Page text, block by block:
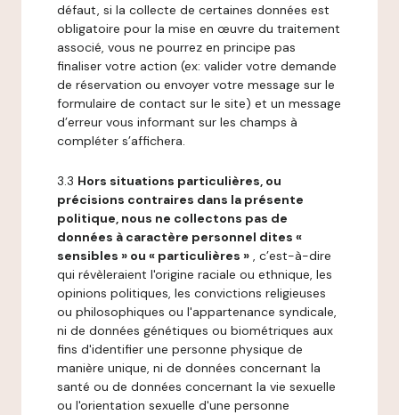
défaut, si la collecte de certaines données est
obligatoire pour la mise en œuvre du traitement
associé, vous ne pourrez en principe pas
finaliser votre action (ex: valider votre demande
de réservation ou envoyer votre message sur le
formulaire de contact sur le site) et un message
d’erreur vous informant sur les champs à
compléter s’affichera.
3.3 Hors situations particulières, ou
précisions contraires dans la présente
politique, nous ne collectons pas de
données à caractère personnel dites «
sensibles » ou « particulières » , c’est-à-dire
qui révèleraient l'origine raciale ou ethnique, les
opinions politiques, les convictions religieuses
ou philosophiques ou l'appartenance syndicale,
ni de données génétiques ou biométriques aux
fins d'identifier une personne physique de
manière unique, ni de données concernant la
santé ou de données concernant la vie sexuelle
ou l'orientation sexuelle d'une personne